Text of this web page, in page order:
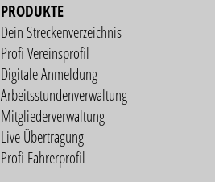
PRODUKTE
Dein Streckenverzeichnis
Profi Vereinsprofil
Digitale Anmeldung
Arbeitsstundenverwaltung
Mitgliederverwaltung
Live Übertragung
Profi Fahrerprofil